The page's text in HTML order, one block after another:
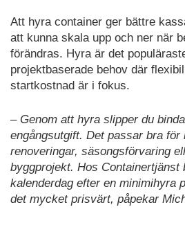
Att hyra container ger bättre
att kunna skala upp och ner när
förändras. Hyra är det
projektbaserade behov där
startkostnad är i fokus.
– Genom att hyra slipper du
engångsutgift. Det passar bra
renoveringar, säsongsförvaring
byggprojekt. Hos Containertjänst
kalenderdag efter en minimihyra
det mycket prisvärt, påpekar